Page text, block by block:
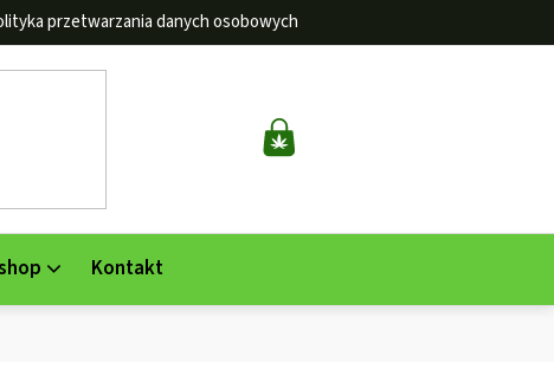
przetwarzania danych osobowych
KOSZYK
Kontakt